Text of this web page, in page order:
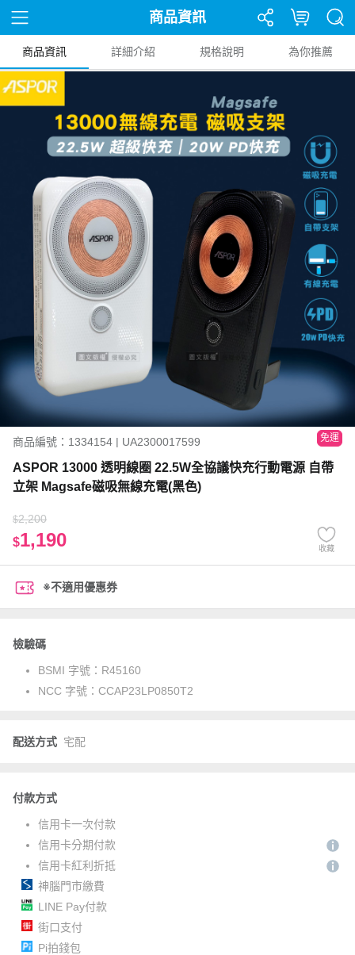
商品資訊
商品資訊 詳細介紹 規格說明 為你推薦
商品編號：1334154 | UA2300017599 免運
ASPOR 13000 透明線圈 22.5W全協議快充行動電源 自帶
立架 Magsafe磁吸無線充電(黑色)
$2,200
$1,190 收藏
※不適用優惠券
檢驗碼
BSMI 字號： R45160
NCC 字號： CCAP23LP0850T2
配送方式 宅配
付款方式
信用卡一次付款
信用卡分期付款
信用卡紅利折抵
神腦門市繳費
LINE Pay付款
街口支付
Pi拍錢包